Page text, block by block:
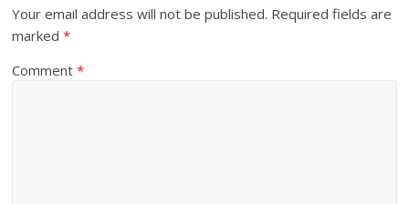
Your email address will not be published. Required fields are
marked*
Comment*